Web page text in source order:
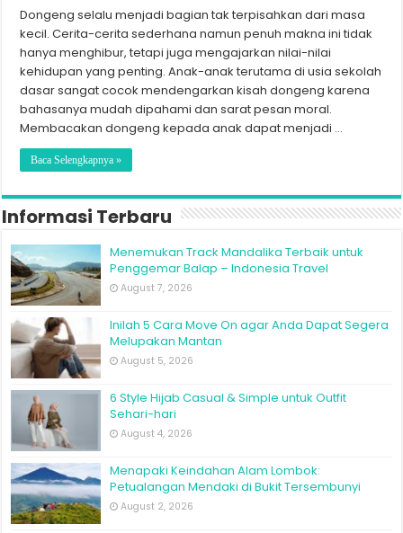
Dongeng selalu menjadi bagian tak terpisahkan dari masa
kecil. Cerita-cerita sederhana namun penuh makna ini tidak
hanya menghibur, tetapi juga mengajarkan nilai-nilai
kehidupan yang penting. Anak-anak terutama di usia sekolah
dasar sangat cocok mendengarkan kisah dongeng karena
bahasanya mudah dipahami dan sarat pesan moral.
Membacakan dongeng kepada anak dapat menjadi …
Baca Selengkapnya »
Informasi Terbaru
Menemukan Track Mandalika Terbaik untuk
Penggemar Balap – Indonesia Travel
August 7, 2026
Inilah 5 Cara Move On agar Anda Dapat Segera
Melupakan Mantan
August 5, 2026
6 Style Hijab Casual & Simple untuk Outfit
Sehari-hari
August 4, 2026
Menapaki Keindahan Alam Lombok:
Petualangan Mendaki di Bukit Tersembunyi
August 2, 2026